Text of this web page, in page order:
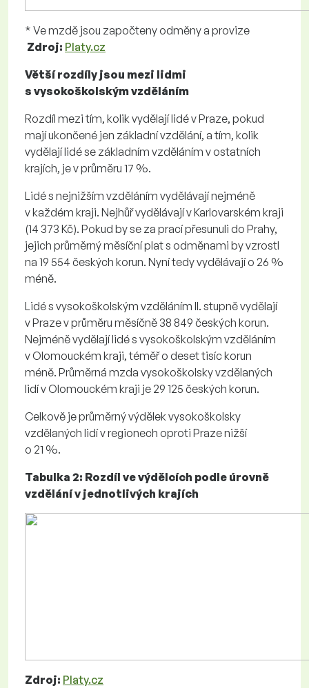
* Ve mzdě jsou započteny odměny a provize
Zdroj: Platy.cz
Větší rozdíly jsou mezi lidmi
s vysokoškolským vzděláním
Rozdíl mezi tím, kolik vydělají lidé v Praze, pokud
mají ukončené jen základní vzdělání, a tím, kolik
vydělají lidé se základním vzděláním v ostatních
krajích, je v průměru 17 %.
Lidé s nejnižším vzděláním vydělávají nejméně
v každém kraji. Nejhůř vydělávají v Karlovarském kraji
(14 373 Kč). Pokud by se za prací přesunuli do Prahy,
jejich průměrný měsíční plat s odměnami by vzrostl
na 19 554 českých korun. Nyní tedy vydělávají o 26 %
méně.
Lidé s vysokoškolským vzděláním II. stupně vydělají
v Praze v průměru měsíčně 38 849 českých korun.
Nejméně vydělají lidé s vysokoškolským vzděláním
v Olomouckém kraji, téměř o deset tisíc korun
méně. Průměrná mzda vysokoškolsky vzdělaných
lidí v Olomouckém kraji je 29 125 českých korun.
Celkově je průměrný výdělek vysokoškolsky
vzdělaných lidí v regionech oproti Praze nižší
o 21 %.
Tabulka 2: Rozdíl ve výdělcích podle úrovně
vzdělání v jednotlivých krajích
Zdroj: Platy.cz